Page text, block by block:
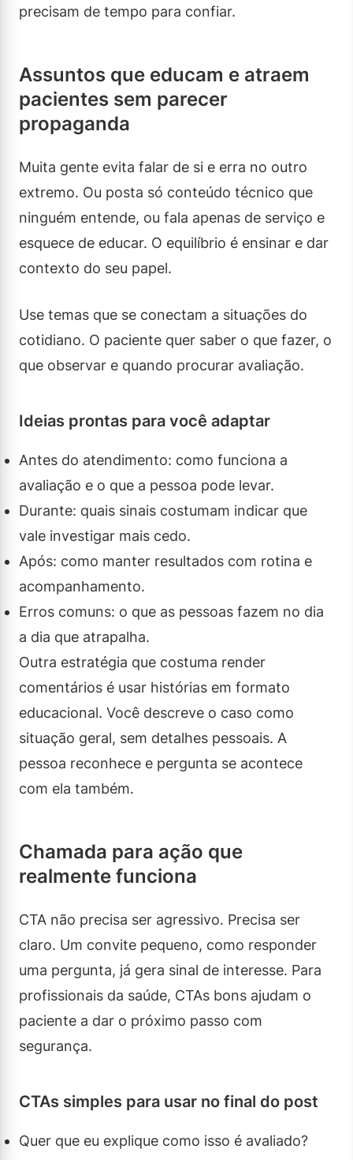
precisam de tempo para confiar.
Assuntos que educam e atraem
pacientes sem parecer
propaganda
Muita gente evita falar de si e erra no outro
extremo. Ou posta só conteúdo técnico que
ninguém entende, ou fala apenas de serviço e
esquece de educar. O equilíbrio é ensinar e dar
contexto do seu papel.
Use temas que se conectam a situações do
cotidiano. O paciente quer saber o que fazer, o
que observar e quando procurar avaliação.
Ideias prontas para você adaptar
Antes do atendimento: como funciona a
avaliação e o que a pessoa pode levar.
Durante: quais sinais costumam indicar que
vale investigar mais cedo.
Após: como manter resultados com rotina e
acompanhamento.
Erros comuns: o que as pessoas fazem no dia
a dia que atrapalha.
Outra estratégia que costuma render
comentários é usar histórias em formato
educacional. Você descreve o caso como
situação geral, sem detalhes pessoais. A
pessoa reconhece e pergunta se acontece
com ela também.
Chamada para ação que
realmente funciona
CTA não precisa ser agressivo. Precisa ser
claro. Um convite pequeno, como responder
uma pergunta, já gera sinal de interesse. Para
profissionais da saúde, CTAs bons ajudam o
paciente a dar o próximo passo com
segurança.
CTAs simples para usar no final do post
Quer que eu explique como isso é avaliado?